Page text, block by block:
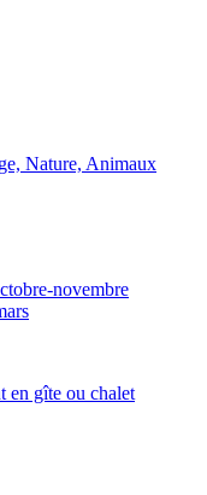
Nature, Animaux
novembre
en gîte ou chalet